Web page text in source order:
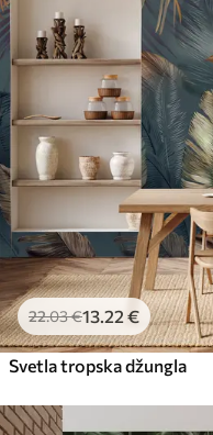
22.03€13 .22 €
Svetla tropska džungla